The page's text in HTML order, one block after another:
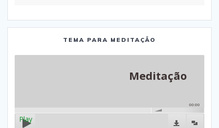
TEMA PARA MEDITAÇÃO
Meditação
00:00
Play